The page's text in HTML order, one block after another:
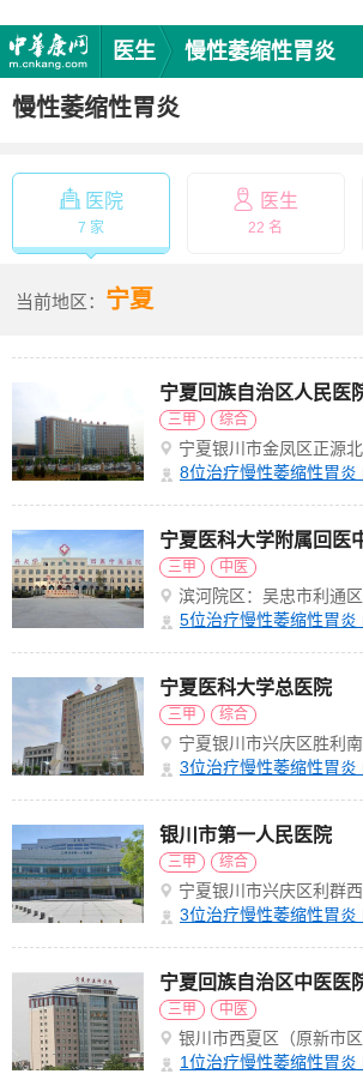
医生 慢性萎缩性胃炎
慢性萎缩性胃炎
医院
7 家
医生
22 名
当前地区： 宁夏
宁夏回族自治区人民医
三甲 综合
宁夏银川市金凤区正源
8位治疗慢性萎缩性胃炎
宁夏医科大学附属回医
三甲 中医
滨河院区：吴忠市利通
5位治疗慢性萎缩性胃炎
宁夏医科大学总医院
三甲 综合
宁夏银川市兴庆区胜利
3位治疗慢性萎缩性胃炎
银川市第一人民医院
三甲 综合
宁夏银川市兴庆区利群
3位治疗慢性萎缩性胃炎
宁夏回族自治区中医医
三甲 中医
银川市西夏区（原新市
1位治疗慢性萎缩性胃炎